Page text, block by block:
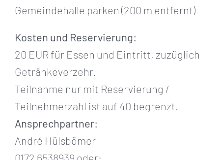
Gemeindehalle parken (200 m entfernt)
Kosten und Reservierung:
20 EUR für Essen und Eintritt, zuzüglich
Getränkeverzehr.
Teilnahme nur mit Reservierung /
Teilnehmerzahl ist auf 40 begrenzt.
Ansprechpartner:
André Hülsbömer